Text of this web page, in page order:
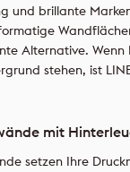
und brillante
Alternative.
stehen, ist
mit
setzen Ihre